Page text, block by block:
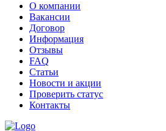
О компании
Вакансии
Договор
Информация
Отзывы
FAQ
Статьи
Новости и акции
Проверить статус
Контакты